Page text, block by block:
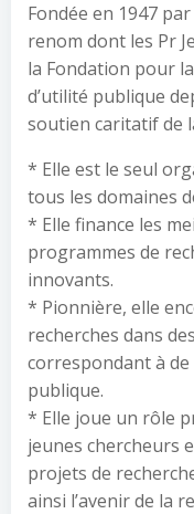
Fondée en 1947
renom dont les Pr
la Fondation pour
d’utilité publique
soutien caritatif de
* Elle est le seul
tous les domaines
* Elle finance les
programmes de
innovants.
* Pionnière, elle
recherches dans
correspondant à
publique.
* Elle joue un rôle
jeunes chercheurs
projets de
ainsi l’avenir de la